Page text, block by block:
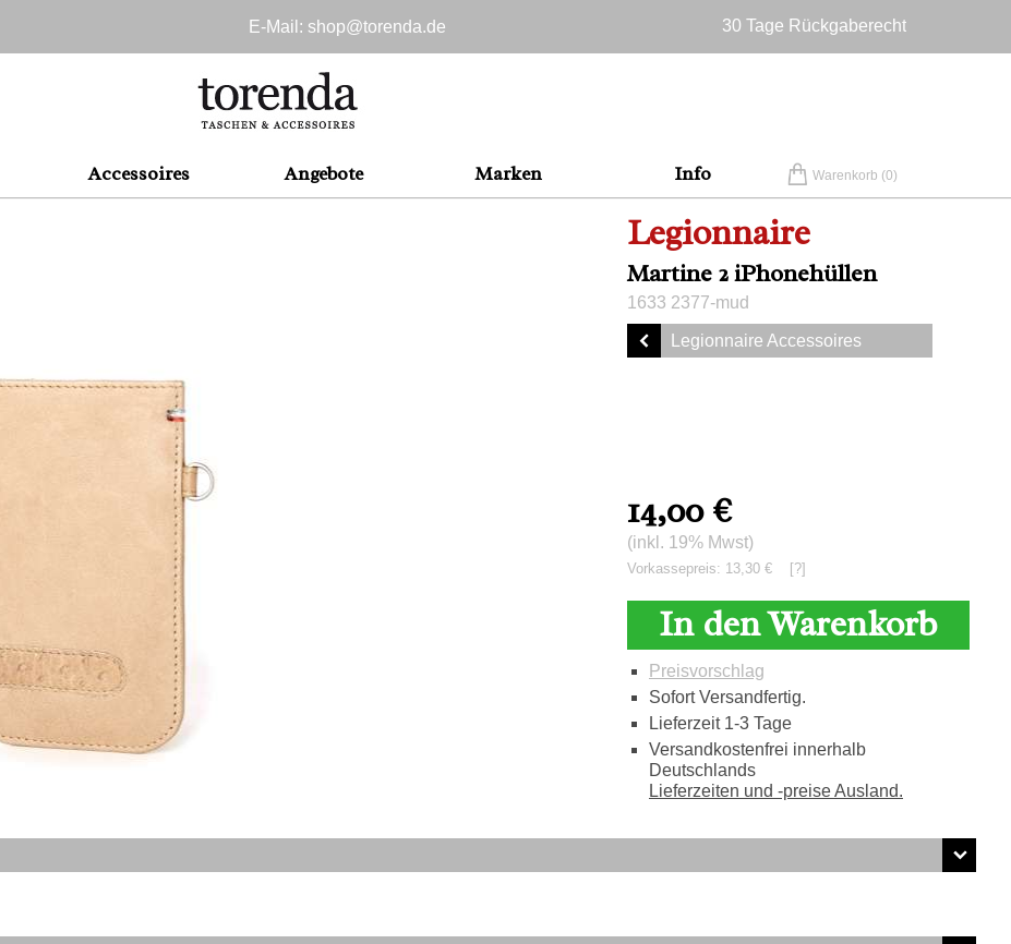
E-Mail: shop@torenda.de
30 Tage Rückgaberecht
Accessoires Angebote Marken Info Warenkorb (0)
Legionnaire
Martine 2 iPhonehüllen
1633 2377-mud
Legionnaire Accessoires
14,00 €
(inkl. 19% Mwst)
Vorkassepreis: 13,30 € [?]
In den Warenkorb
Preisvorschlag
Sofort Versandfertig.
Lieferzeit 1-3 Tage
Versandkostenfrei innerhalb
Deutschlands
Lieferzeiten und -preise Ausland.